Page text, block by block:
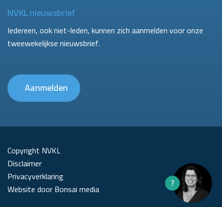
NVKL nieuwsbrief
Iedereen, ook niet-leden, kunnen zich aanmelden voor onze
tweewekelijkse nieuwsbrief.
Aanmelden
Copyright NVKL
Disclaimer
Privacyverklaring
Website door Bonsai media
?